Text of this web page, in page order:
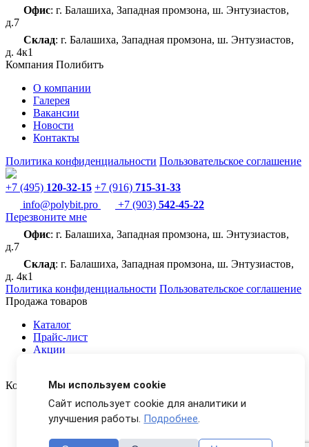
Офис: г. Балашиха, Западная промзона, ш. Энтузиастов,
д.7
Склад: г. Балашиха, Западная промзона, ш. Энтузиастов,
д. 4к1
Компания Полибитъ
О компании
Галерея
Вакансии
Новости
Контакты
Политика конфиденциальности Пользовательское соглашение
+7 (495) 120-32-15 +7 (916) 715-31-33
info@polybit.pro
+7 (903) 542-45-22
Перезвоните мне
Офис: г. Балашиха, Западная промзона, ш. Энтузиастов,
д.7
Склад: г. Балашиха, Западная промзона, ш. Энтузиастов,
д. 4к1
Политика конфиденциальности Пользовательское соглашение
Продажа товаров
Каталог
Прайс-лист
Акции
Компания Полибитъ
О компании
Галерея
Мы используем cookie
Сайт использует cookie для аналитики и
улучшения работы. Подробнее.